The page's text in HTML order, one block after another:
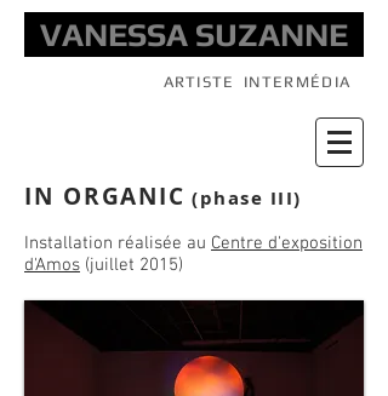
ARTISTEINTERMÉDIA
VANESSA SUZANNE
IN ORGANIC (phase III)
Installation réalisée au Centre d'exposition
d'Amos (juillet 2015)